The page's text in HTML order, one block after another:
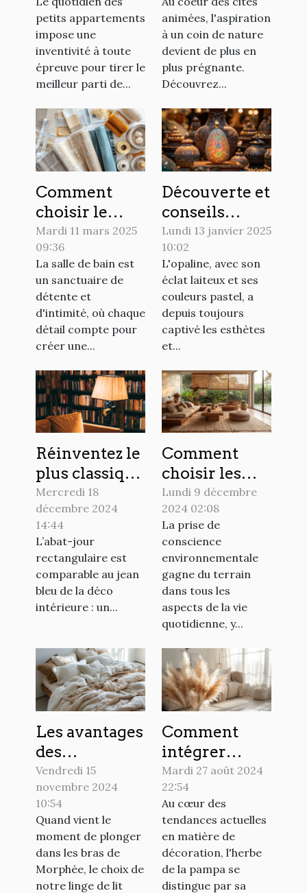
optimisation
maximale de
l'espace
petits appartements
impose une
inventivité à toute
épreuve pour tirer le
meilleur parti de...
secrets d'un
espace vert en
ville
animées, l'aspiration
à un coin de nature
devient de plus en
plus prégnante.
Découvrez...
Comment
choisir le
matériau
idéal pour
votre rideau
de douche
Mardi 11 mars 2025
09:36
La salle de bain est
un sanctuaire de
détente et
d'intimité, où chaque
détail compte pour
créer une...
Découverte et
conseils
d'achat pour
les amateurs
d'opaline
Lundi 13 janvier 2025
10:02
L'opaline, avec son
éclat laiteux et ses
couleurs pastel, a
depuis toujours
captivé les esthètes
et...
Réinventez le
plus classique
des
luminaires :
l'abat-jour
rectangulaire
Mercredi 18
décembre 2024
14:44
L’abat-jour
rectangulaire est
comparable au jean
bleu de la déco
intérieure : un...
Comment
choisir les
matériaux
écologiques
pour votre
décoration
intérieure
Lundi 9 décembre
2024 02:08
La prise de
conscience
environnementale
gagne du terrain
dans tous les
aspects de la vie
quotidienne, y...
Les avantages
des
différentes
matières de
housses de
couette pour
un sommeil
réparateur
Vendredi 15
novembre 2024
10:54
Quand vient le
moment de plonger
dans les bras de
Morphée, le choix de
notre linge de lit
Comment
intégrer
l'herbe de la
pampa dans
votre
décoration
intérieure
Mardi 27 août 2024
22:54
Au cœur des
tendances actuelles
en matière de
décoration, l'herbe
de la pampa se
distingue par sa